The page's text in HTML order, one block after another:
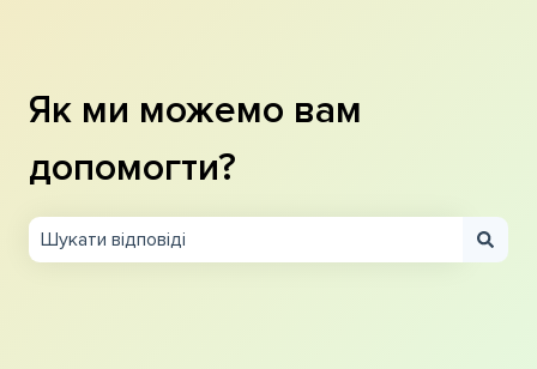
Як ми можемо вам
допомогти?